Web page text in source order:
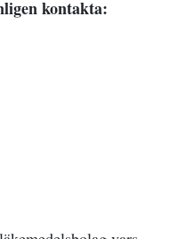
kontakta: